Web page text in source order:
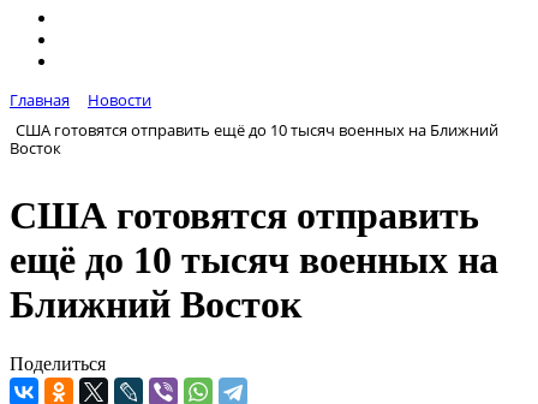
Главная
Новости
США готовятся отправить ещё до 10 тысяч военных на Ближний
Восток
США готовятся отправить
ещё до 10 тысяч военных на
Ближний Восток
Поделиться